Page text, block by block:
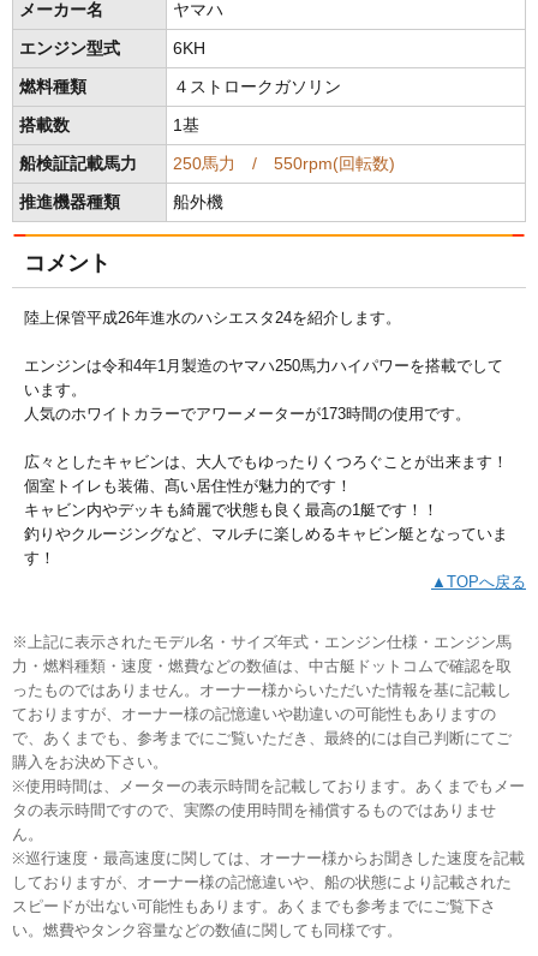
メーカー名 ヤマハ
エンジン型式 6KH
燃料種類 ４ストロークガソリン
搭載数 1基
船検証記載馬力 250馬力 / 550rpm(回転数)
推進機器種類 船外機
コメント
陸上保管平成26年進水のハシエスタ24を紹介します。
エンジンは令和4年1月製造のヤマハ250馬力ハイパワーを搭載でして
います。
人気のホワイトカラーでアワーメーターが173時間の使用です。
広々としたキャビンは、大人でもゆったりくつろぐことが出来ます！
個室トイレも装備、髙い居住性が魅力的です！
キャビン内やデッキも綺麗で状態も良く最高の1艇です！！
釣りやクルージングなど、マルチに楽しめるキャビン艇となっていま
す！
▲TOPへ戻る
※上記に表示されたモデル名・サイズ年式・エンジン仕様・エンジン馬
力・燃料種類・速度・燃費などの数値は、中古艇ドットコムで確認を取
ったものではありません。オーナー様からいただいた情報を基に記載し
ておりますが、オーナー様の記憶違いや勘違いの可能性もありますの
で、あくまでも、参考までにご覧いただき、最終的には自己判断にてご
購入をお決め下さい。
※使用時間は、メーターの表示時間を記載しております。あくまでもメー
タの表示時間ですので、実際の使用時間を補償するものではありませ
ん。
※巡行速度・最高速度に関しては、オーナー様からお聞きした速度を記載
しておりますが、オーナー様の記憶違いや、船の状態により記載された
スピードが出ない可能性もあります。あくまでも参考までにご覧下さ
い。燃費やタンク容量などの数値に関しても同様です。